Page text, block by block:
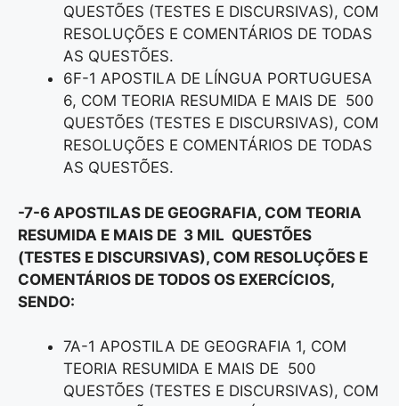
QUESTÕES (TESTES E DISCURSIVAS), COM
RESOLUÇÕES E COMENTÁRIOS DE TODAS
AS QUESTÕES.
6F-1 APOSTILA DE LÍNGUA PORTUGUESA
6, COM TEORIA RESUMIDA E MAIS DE 500
QUESTÕES (TESTES E DISCURSIVAS), COM
RESOLUÇÕES E COMENTÁRIOS DE TODAS
AS QUESTÕES.
-7-6 APOSTILAS DE GEOGRAFIA, COM TEORIA
RESUMIDA E MAIS DE 3 MIL QUESTÕES
(TESTES E DISCURSIVAS), COM RESOLUÇÕES E
COMENTÁRIOS DE TODOS OS EXERCÍCIOS,
SENDO:
7A-1 APOSTILA DE GEOGRAFIA 1, COM
TEORIA RESUMIDA E MAIS DE 500
QUESTÕES (TESTES E DISCURSIVAS), COM